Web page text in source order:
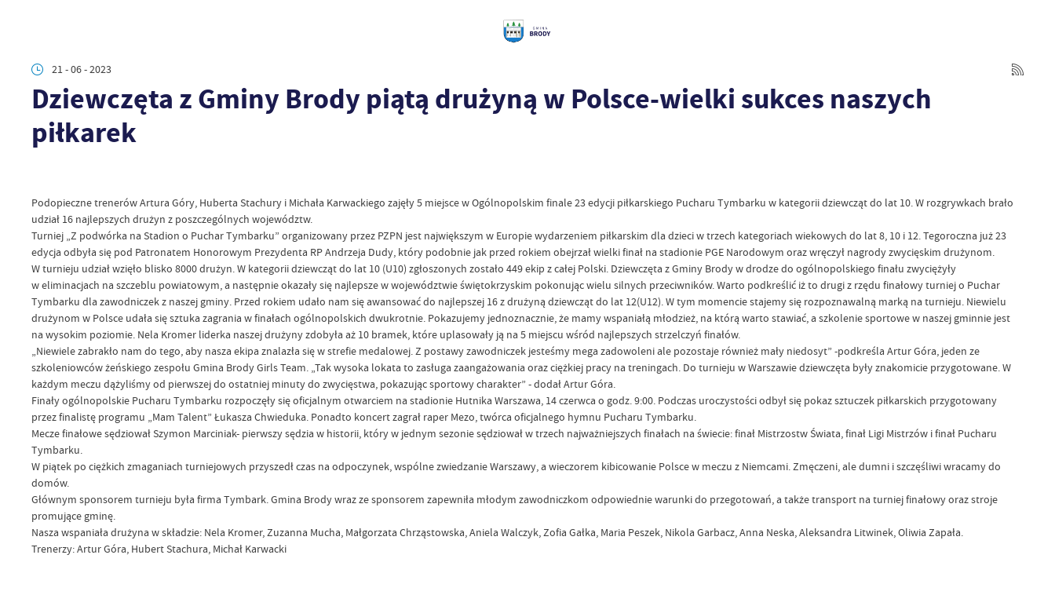
21 - 06 - 2023
Dziewczęta z Gminy Brody piątą drużyną w Polsce-wielki sukces naszych
piłkarek
Podopieczne trenerów Artura Góry, Huberta Stachury i Michała Karwackiego zajęły 5 miejsce w Ogólnopolskim finale 23 edycji piłkarskiego Pucharu Tymbarku w kategorii dziewcząt do lat 10. W rozgrywkach brało
udział 16 najlepszych drużyn z poszczególnych województw.
Turniej „Z podwórka na Stadion o Puchar Tymbarku” organizowany przez PZPN jest największym w Europie wydarzeniem piłkarskim dla dzieci w trzech kategoriach wiekowych do lat 8, 10 i 12. Tegoroczna już 23
edycja odbyła się pod Patronatem Honorowym Prezydenta RP Andrzeja Dudy, który podobnie jak przed rokiem obejrzał wielki finał na stadionie PGE Narodowym oraz wręczył nagrody zwycięskim drużynom.
W turnieju udział wzięło blisko 8000 drużyn. W kategorii dziewcząt do lat 10 (U10) zgłoszonych zostało 449 ekip z całej Polski. Dziewczęta z Gminy Brody w drodze do ogólnopolskiego finału zwyciężyły
w eliminacjach na szczeblu powiatowym, a następnie okazały się najlepsze w województwie świętokrzyskim pokonując wielu silnych przeciwników. Warto podkreślić iż to drugi z rzędu finałowy turniej o Puchar
Tymbarku dla zawodniczek z naszej gminy. Przed rokiem udało nam się awansować do najlepszej 16 z drużyną dziewcząt do lat 12(U12). W tym momencie stajemy się rozpoznawalną marką na turnieju. Niewielu
drużynom w Polsce udała się sztuka zagrania w finałach ogólnopolskich dwukrotnie. Pokazujemy jednoznacznie, że mamy wspaniałą młodzież, na którą warto stawiać, a szkolenie sportowe w naszej gminnie jest
na wysokim poziomie. Nela Kromer liderka naszej drużyny zdobyła aż 10 bramek, które uplasowały ją na 5 miejscu wśród najlepszych strzelczyń finałów.
„Niewiele zabrakło nam do tego, aby nasza ekipa znalazła się w strefie medalowej. Z postawy zawodniczek jesteśmy mega zadowoleni ale pozostaje również mały niedosyt” -podkreśla Artur Góra, jeden ze
szkoleniowców żeńskiego zespołu Gmina Brody Girls Team. „Tak wysoka lokata to zasługa zaangażowania oraz ciężkiej pracy na treningach. Do turnieju w Warszawie dziewczęta były znakomicie przygotowane. W
każdym meczu dążyliśmy od pierwszej do ostatniej minuty do zwycięstwa, pokazując sportowy charakter” - dodał Artur Góra.
Finały ogólnopolskie Pucharu Tymbarku rozpoczęły się oficjalnym otwarciem na stadionie Hutnika Warszawa, 14 czerwca o godz. 9:00. Podczas uroczystości odbył się pokaz sztuczek piłkarskich przygotowany
przez finalistę programu „Mam Talent” Łukasza Chwieduka. Ponadto koncert zagrał raper Mezo, twórca oficjalnego hymnu Pucharu Tymbarku.
Mecze finałowe sędziował Szymon Marciniak- pierwszy sędzia w historii, który w jednym sezonie sędziował w trzech najważniejszych finałach na świecie: finał Mistrzostw Świata, finał Ligi Mistrzów i finał Pucharu
Tymbarku.
W piątek po ciężkich zmaganiach turniejowych przyszedł czas na odpoczynek, wspólne zwiedzanie Warszawy, a wieczorem kibicowanie Polsce w meczu z Niemcami. Zmęczeni, ale dumni i szczęśliwi wracamy do
domów.
Głównym sponsorem turnieju była firma Tymbark. Gmina Brody wraz ze sponsorem zapewniła młodym zawodniczkom odpowiednie warunki do przegotowań, a także transport na turniej finałowy oraz stroje
promujące gminę.
Nasza wspaniała drużyna w składzie: Nela Kromer, Zuzanna Mucha, Małgorzata Chrząstowska, Aniela Walczyk, Zofia Gałka, Maria Peszek, Nikola Garbacz, Anna Neska, Aleksandra Litwinek, Oliwia Zapała.
Trenerzy: Artur Góra, Hubert Stachura, Michał Karwacki